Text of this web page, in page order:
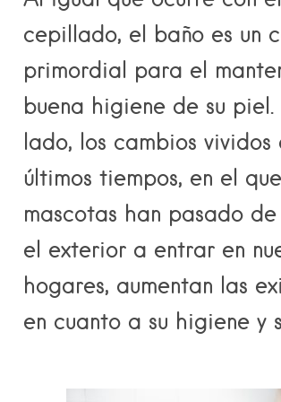
cepillado, el baño es un
primordial para el
buena higiene de su piel.
lado, los cambios vividos
últimos tiempos, en el
mascotas han pasado
el exterior a entrar en
hogares, aumentan las
en cuanto a su higiene y